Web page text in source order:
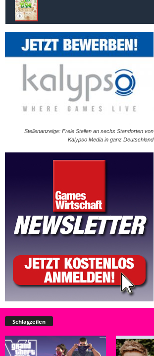
Stellenanzeige: Freie Stellen an sechs Standorten von
Kalypso Media in ganz Deutschland
Schlagzeilen